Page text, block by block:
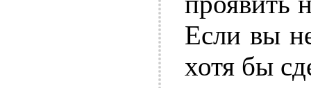
Если вы
хотя бы